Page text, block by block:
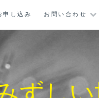
申し込み お問い合わせ
ずし